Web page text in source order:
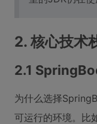
2. 核心技术
2.1
为什么选择
可运行的环境。比